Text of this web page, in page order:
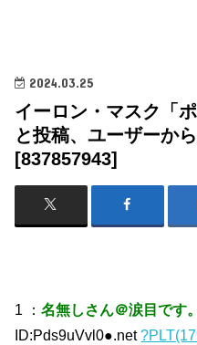
2024.03.25
イーロン・マスク「
と投稿、ユーザーか
[837857943]
1 ：名無しさん＠涙目です。
ID:Pds9uVvl0●.net